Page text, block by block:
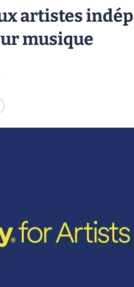
artistes
musique